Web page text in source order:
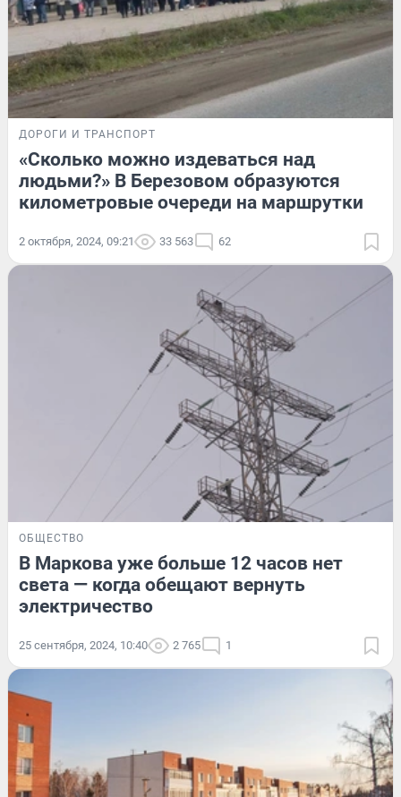
ДОРОГИ И ТРАНСПОРТ
«Сколько можно издеваться над
людьми?» В Березовом образуются
километровые очереди на маршрутки
2 октября, 2024, 09:21 33 563 62
ОБЩЕСТВО
В Маркова уже больше 12 часов нет
света — когда обещают вернуть
электричество
25 сентября, 2024, 10:40 2 765 1